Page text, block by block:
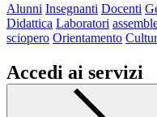
Alunni Insegnanti Docenti
Didattica Laboratori
sciopero Orientamento
Accedi ai servizi